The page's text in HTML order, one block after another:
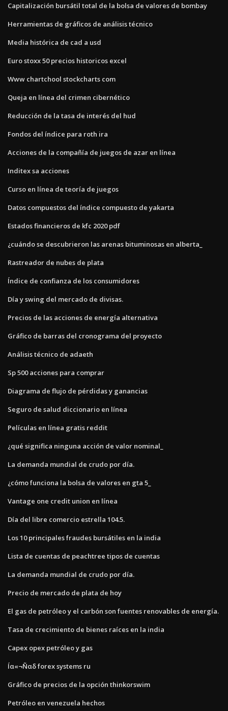
Capitalización bursátil total de la bolsa de valores de bombay
Herramientas de gráficos de análisis técnico
Media histórica de cad a usd
Euro stoxx 50 precios historicos excel
Www chartchool stockcharts com
Queja en línea del crimen cibernético
Reducción de la tasa de interés del hud
Fondos del índice para roth ira
Acciones de la compañía de juegos de azar en línea
Inditex sa acciones
Curso en línea de teoría de juegos
Datos compuestos del índice compuesto de yakarta
Estados financieros de kfc 2020 pdf
¿cuándo se descubrieron las arenas bituminosas en alberta_
Rastreador de nubes de plata
Índice de confianza de los consumidores
Día y swing del mercado de divisas.
Precios de las acciones de energía alternativa
Gráfico de barras del cronograma del proyecto
Análisis técnico de adaeth
Sp 500 acciones para comprar
Diagrama de flujo de pérdidas y ganancias
Seguro de salud diccionario en línea
Películas en línea gratis reddit
¿qué significa ninguna acción de valor nominal_
La demanda mundial de crudo por día.
¿cómo funciona la bolsa de valores en gta 5_
Vantage one credit union en línea
Día del libre comercio estrella 104.5.
Los 10 principales fraudes bursátiles en la india
Lista de cuentas de peachtree tipos de cuentas
La demanda mundial de crudo por día.
Precio de mercado de plata de hoy
El gas de petróleo y el carbón son fuentes renovables de energía.
Tasa de crecimiento de bienes raíces en la india
Capex opex petróleo y gas
Íα«¬Ñαδ forex systems ru
Gráfico de precios de la opción thinkorswim
Petróleo en venezuela hechos